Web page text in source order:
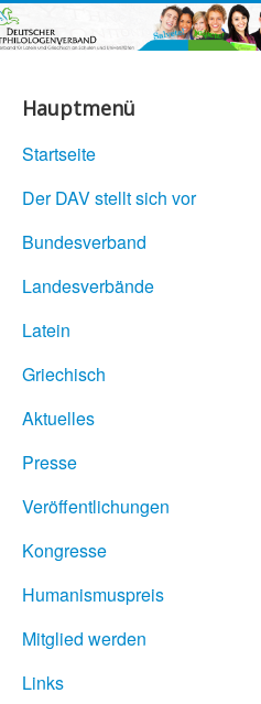
Hauptmenü
Startseite
Der DAV stellt sich vor
Bundesverband
Landesverbände
Latein
Griechisch
Aktuelles
Presse
Veröffentlichungen
Kongresse
Humanismuspreis
Mitglied werden
Links